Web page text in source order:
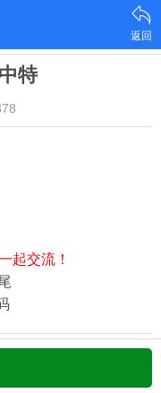
返回
特
起交流！